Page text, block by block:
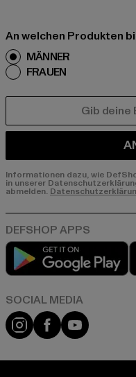
An welchen Produkten
MÄNNER
FRAUEN
Informationen dazu, wie
in unserer
abmelden.
Instagram
FacebookYouTube